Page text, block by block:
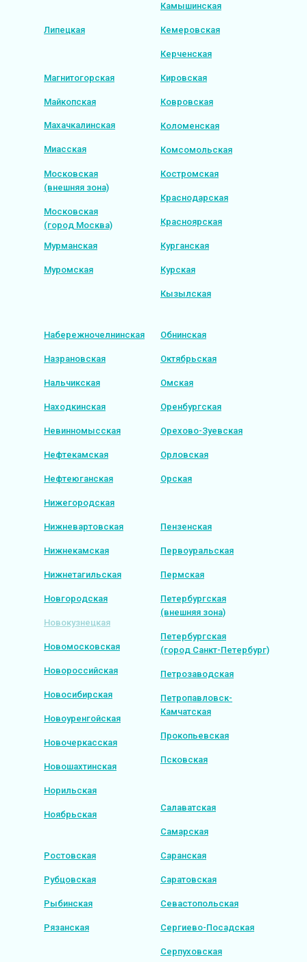
Камышинская
Кемеровская
Керченская
Кировская
Ковровская
Коломенская
Комсомольская
Костромская
Краснодарская
Красноярская
Курганская
Курская
Кызылская
Липецкая
Магнитогорская
Майкопская
Махачкалинская
Миасская
Московская
(внешняя зона)
Московская
(город Москва)
Мурманская
Муромская
Набережночелнинская
Назрановская
Нальчикская
Находкинская
Невинномысская
Нефтекамская
Нефтеюганская
Нижегородская
Нижневартовская
Нижнекамская
Нижнетагильская
Новгородская
Новокузнецкая
Новомосковская
Новороссийская
Новосибирская
Новоуренгойская
Новочеркасская
Новошахтинская
Норильская
Ноябрьская
Обнинская
Октябрьская
Омская
Оренбургская
Орехово-Зуевская
Орловская
Орская
Пензенская
Первоуральская
Пермская
Петербургская
(внешняя зона)
Петербургская
(город Санкт-Петербург)
Петрозаводская
Петропавловск-
Камчатская
Прокопьевская
Псковская
Ростовская
Рубцовская
Рыбинская
Рязанская
Салаватская
Самарская
Саранская
Саратовская
Севастопольская
Сергиево-Посадская
Серпуховская